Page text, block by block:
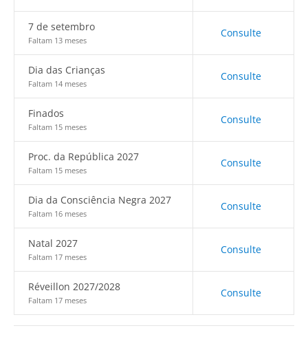
7 de setembro
Faltam 13 meses
Consulte
Dia das Crianças
Faltam 14 meses
Consulte
Finados
Faltam 15 meses
Consulte
Proc. da República 2027
Faltam 15 meses
Consulte
Dia da Consciência Negra 2027
Faltam 16 meses
Consulte
Natal 2027
Faltam 17 meses
Consulte
Réveillon 2027/2028
Faltam 17 meses
Consulte